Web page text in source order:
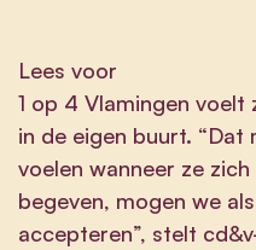
Lees voor
1 op 4 Vlamingen
in de eigen buurt. “Dat
voelen wanneer ze
begeven, mogen we
accepteren”, stelt